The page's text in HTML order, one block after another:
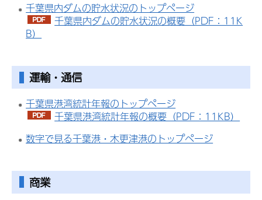
千葉県内ダムの貯水状況のトップページ
千葉県内ダムの貯水状況の概要（PDF：11K
B）
運輸・通信
千葉県港湾統計年報のトップページ
千葉県港湾統計年報の概要（PDF：11KB）
数字で見る千葉港・木更津港のトップページ
商業